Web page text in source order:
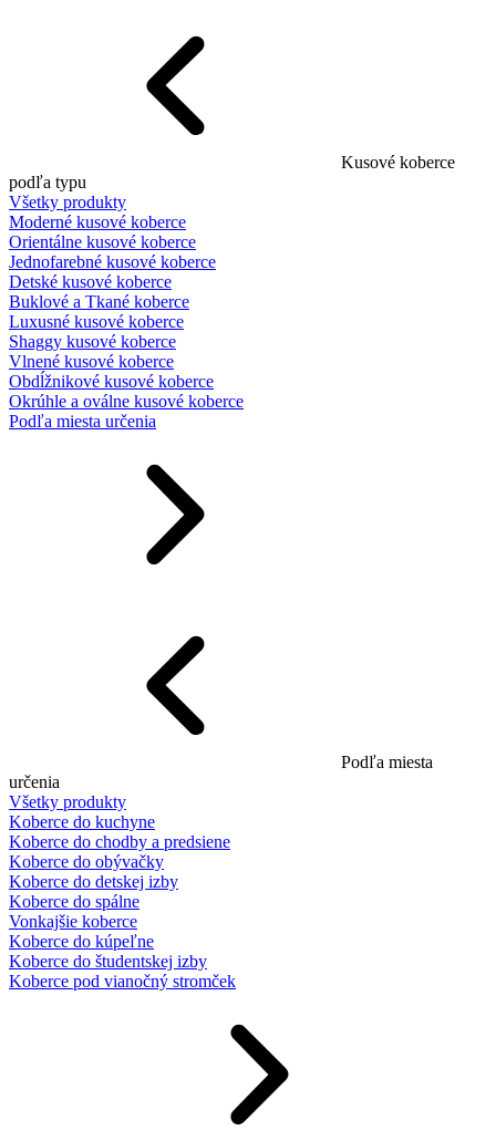
Kusové koberce
podľa typu
Všetky produkty
Moderné kusové koberce
Orientálne kusové koberce
Jednofarebné kusové koberce
Detské kusové koberce
Buklové a Tkané koberce
Luxusné kusové koberce
Shaggy kusové koberce
Vlnené kusové koberce
Obdĺžnikové kusové koberce
Okrúhle a oválne kusové koberce
Podľa miesta určenia
Podľa miesta
určenia
Všetky produkty
Koberce do kuchyne
Koberce do chodby a predsiene
Koberce do obývačky
Koberce do detskej izby
Koberce do spálne
Vonkajšie koberce
Koberce do kúpeľne
Koberce do študentskej izby
Koberce pod vianočný stromček